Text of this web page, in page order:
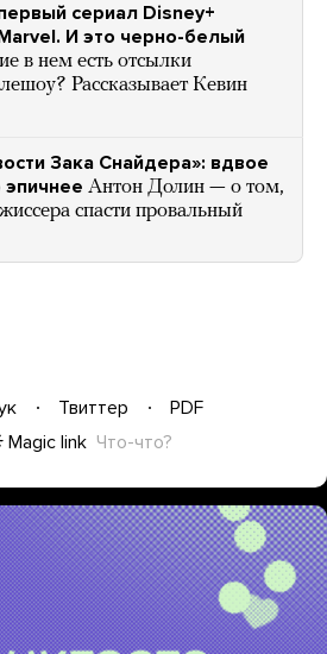
сериал Disney+
И это черно-белый
в нем есть отсылки
Рассказывает Кевин
Зака Снайдера»: вдвое
Антон Долин — о том,
спасти провальный
Твиттер
PDF
Magic link Что-что?